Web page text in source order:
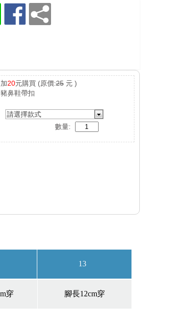
加20元購買 (原價:25元 )
豬鼻鞋帶扣
請選擇款式
數量: